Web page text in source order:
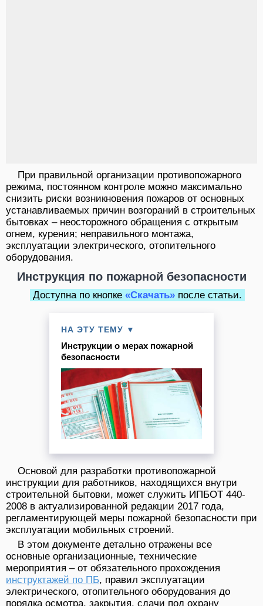
При правильной организации противопожарного
режима, постоянном контроле можно максимально
снизить риски возникновения пожаров от основных
устанавливаемых причин возгораний в строительных
бытовках – неосторожного обращения с открытым
огнем, курения; неправильного монтажа,
эксплуатации электрического, отопительного
оборудования.
Инструкция по пожарной безопасности
Доступна по кнопке «Скачать» после статьи.
НА ЭТУ ТЕМУ ▼
Инструкции о мерах пожарной
безопасности
Основой для разработки противопожарной
инструкции для работников, находящихся внутри
строительной бытовки, может служить ИПБОТ 440-
2008 в актуализированной редакции 2017 года,
регламентирующей меры пожарной безопасности при
эксплуатации мобильных строений.
В этом документе детально отражены все
основные организационные, технические
мероприятия – от обязательного прохождения
инструктажей по ПБ, правил эксплуатации
электрического, отопительного оборудования до
порядка осмотра, закрытия, сдачи под охрану